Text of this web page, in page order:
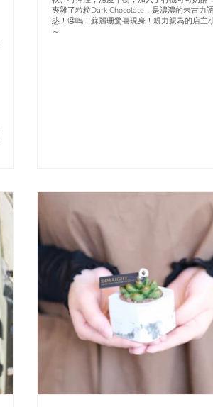
夾雜了粒粒Dark Chocolate，是濃濃的朱古力
惑！🤤嗚！蘇麗珊驚喜現身！親力親為的店主
～